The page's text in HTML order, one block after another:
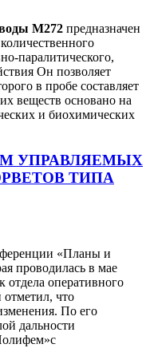
М272 предназначен
паралитического,
Он позволяет
в пробе составляет
веществ основано на
и биохимических
УПРАВЛЯЕМЫХ
ТИПА
«Планы и
проводилась в мае
отдела оперативного
что
По его
дальности